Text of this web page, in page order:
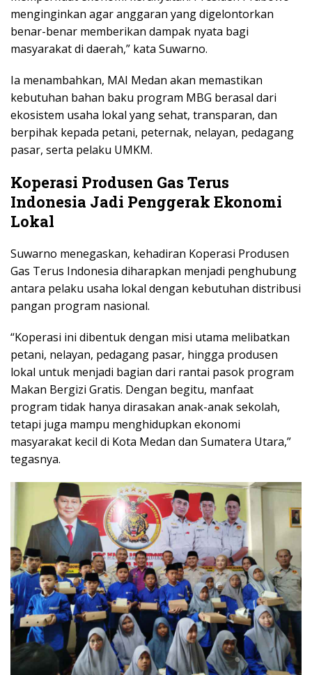
menginginkan agar anggaran yang digelontorkan
benar-benar memberikan dampak nyata bagi
masyarakat di daerah,” kata Suwarno.
Ia menambahkan, MAI Medan akan memastikan
kebutuhan bahan baku program MBG berasal dari
ekosistem usaha lokal yang sehat, transparan, dan
berpihak kepada petani, peternak, nelayan, pedagang
pasar, serta pelaku UMKM.
Koperasi Produsen Gas Terus
Indonesia Jadi Penggerak Ekonomi
Lokal
Suwarno menegaskan, kehadiran Koperasi Produsen
Gas Terus Indonesia diharapkan menjadi penghubung
antara pelaku usaha lokal dengan kebutuhan distribusi
pangan program nasional.
“Koperasi ini dibentuk dengan misi utama melibatkan
petani, nelayan, pedagang pasar, hingga produsen
lokal untuk menjadi bagian dari rantai pasok program
Makan Bergizi Gratis. Dengan begitu, manfaat
program tidak hanya dirasakan anak-anak sekolah,
tetapi juga mampu menghidupkan ekonomi
masyarakat kecil di Kota Medan dan Sumatera Utara,”
tegasnya.